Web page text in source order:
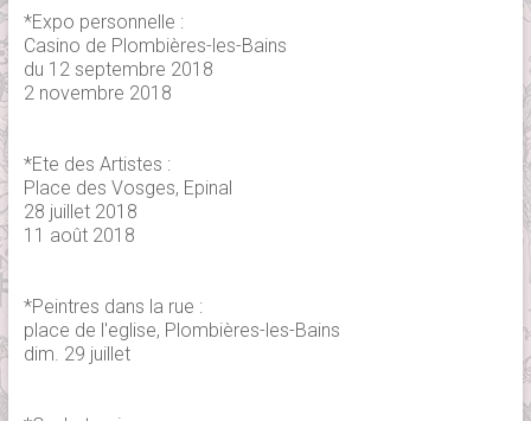
*Expo personnelle :
Casino de Plombières-les-Bains
du 12 septembre 2018
2 novembre 2018
*Ete des Artistes :
Place des Vosges, Epinal
28 juillet 2018
11 août 2018
*Peintres dans la rue :
place de l'eglise, Plombières-les-Bains
dim. 29 juillet